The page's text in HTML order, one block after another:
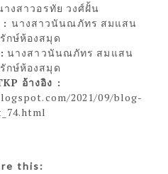
างสาวอรทัย วงศ์ฝั้น
: นางสาวนันณภัทร สมแสน
กษ์ห้องสมุด
นางสาวนันณภัทร สมแสน
กษ์ห้องสมุด
อ้างอิง :
2021/09/blog-
this: